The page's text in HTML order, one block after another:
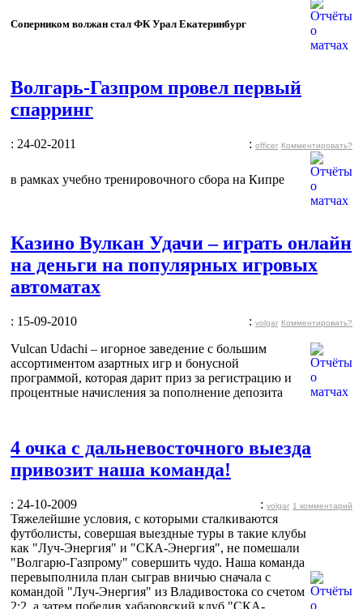
Соперником волжан стал ФК Урал Екатеринбург
Волгарь-Газпром провел первый
спарринг
: 24-02-2011 : officer Комментировать?
в рамках учебно тренировочного сбора на Кипре
Казино Вулкан Удачи – играть онлайн
на деньги на популярных игровых
автоматах
: 15-09-2010 : volgar Комментировать?
Vulcan Udachi – игорное заведение с большим
ассортиментом азартных игр и бонусной
программой, которая дарит приз за регистрацию и
процентные начисления за пополнение депозита
4 очка с дальневосточного выезда
привозит наша команда!
: 24-10-2009 : volgar 1 комментарий
Тяжелейшие условия, с которыми сталкиваются
футболисты, совершая выездные туры в такие клубы
как "Луч-Энергия" и "СКА-Энергия", не помешали
"Волгарю-Газпрому" совершить чудо. Наша команда
перевыполнила план сыграв вничью сначала с
командой "Луч-Энергия" из Владивостока со счетом
2:2, а затем победив хабаровский клуб "СКА-